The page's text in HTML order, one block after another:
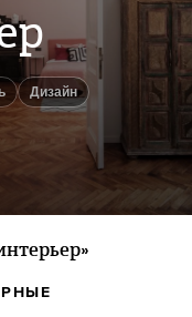
Дизайн